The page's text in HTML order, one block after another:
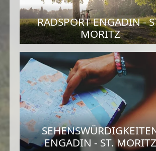
RADSPORT ENGADIN -
MORITZ
ENGADIN - ST. MORITZ